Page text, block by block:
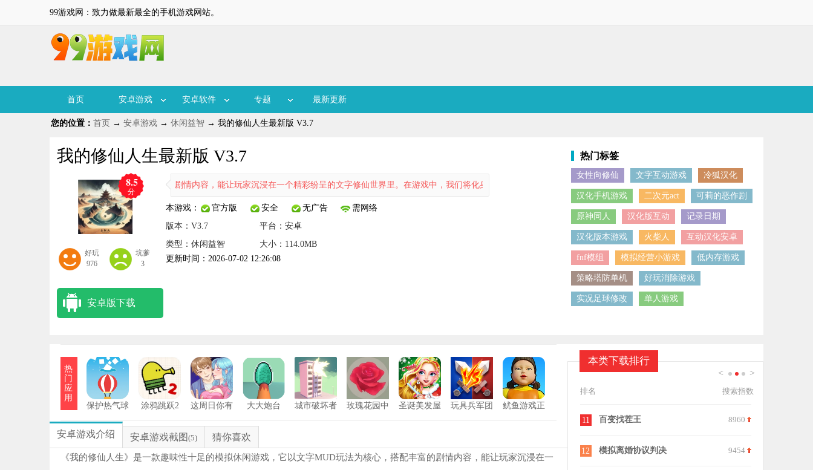
99游戏网：致力做最新最全的手机游戏网站。
首页 安卓游戏 安卓软件 专题 最新更新
您的位置： 首页 → 安卓游戏 → 休闲益智 → 我的修仙人生最新版 V3.7
我的修仙人生最新版 V3.7
8.5
分
好玩
976
坑爹
3
MUD玩法为核心，搭配丰富的剧情内容，能让玩家沉浸在一个精彩纷呈的文字修仙世界里。在游戏中，我们将化身为初入修仙界的少年，开启独特的修仙之旅。感兴趣的小伙伴不妨来体验一番！
本游戏： 官方版 安全 无广告
需网络
版本：V3.7
平台： 安卓
类型：休闲益智
大小：114.0MB
更新时间：2026-07-02 12:26:08
安卓版下载
热门标签
女性向修仙 文字互动游戏 冷狐汉化
汉化手机游戏 二次元act 可莉的恶作剧
原神同人 汉化版互动 记录日期
汉化版本游戏 火柴人 互动汉化安卓
fnf模组 模拟经营小游戏 低内存游戏
策略塔防单机 好玩消除游戏
实况足球修改 单人游戏
热
门
应
用
保护热气球
涂鸦跳跃2
这周日你有
大大炮台
城市破坏者
玫瑰花园中
圣诞美发屋
玩具兵军团
鱿鱼游戏正
安卓游戏介绍 安卓游戏截图 (5) 猜你喜欢
《我的修仙人生》是一款趣味性十足的模拟休闲游戏，它以文字MUD玩法为核心，搭配丰富的剧情内容，能让玩家沉浸在一
本类下载排行
< >
排名 搜索指数
2 鱼吃鱼正版 7942 12 模拟离婚协议判决 9454
21 托卡生活世界概念版 6016
22 7356